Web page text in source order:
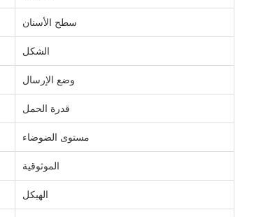
سطح الأسنان
الشكل
وضع الإرسال
قدرة الحمل
مستوى الضوضاء
الموثوقية
الهيكل